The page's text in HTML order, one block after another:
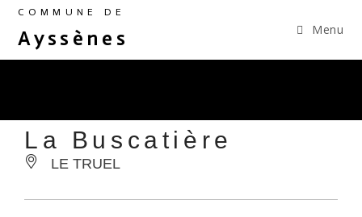
COMMUNE DE
Ayssènes Menu
La Buscatière
LE TRUEL